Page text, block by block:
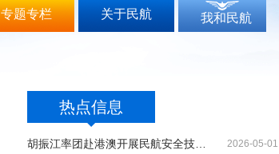
专题专栏 关于民航 我和民航
热点信息
2026-05-01